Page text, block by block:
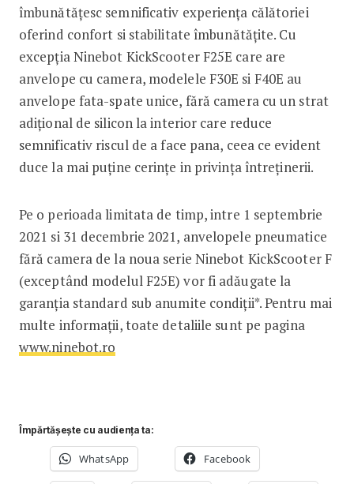
îmbunătățesc semnificativ experiența călătoriei
oferind confort si stabilitate îmbunătățite. Cu
excepția Ninebot KickScooter F25E care are
anvelope cu camera, modelele F30E si F40E au
anvelope fata-spate unice, fără camera cu un strat
adițional de silicon la interior care reduce
semnificativ riscul de a face pana, ceea ce evident
duce la mai puține cerințe in privința întreținerii.
Pe o perioada limitata de timp, intre 1 septembrie
2021 si 31 decembrie 2021, anvelopele pneumatice
fără camera de la noua serie Ninebot KickScooter F
(exceptând modelul F25E) vor fi adăugate la
garanția standard sub anumite condiții*. Pentru mai
multe informații, toate detaliile sunt pe pagina
www.ninebot.ro
Împărtășește cu audiența ta:
WhatsApp Facebook